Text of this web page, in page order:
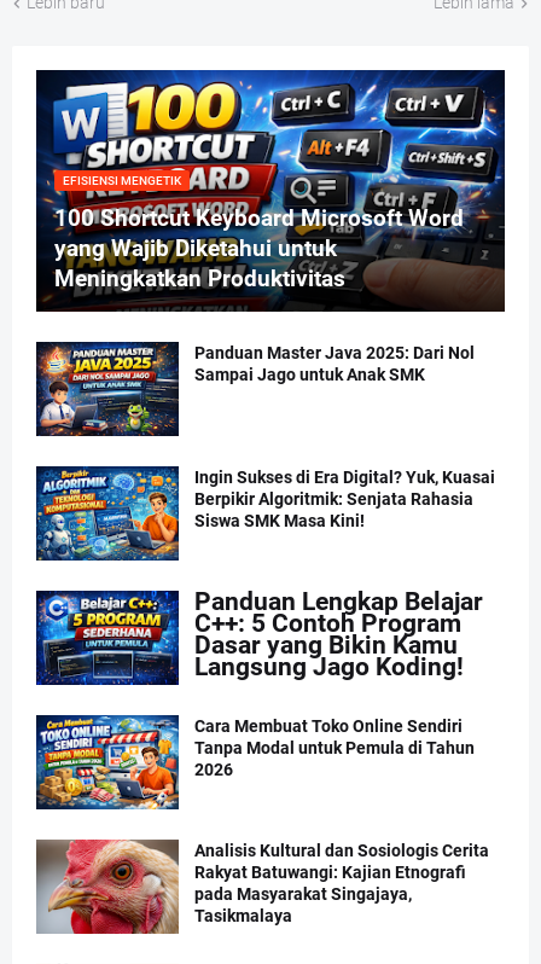
EFISIENSI MENGETIK
100 Shortcut Keyboard Microsoft Word
yang Wajib Diketahui untuk
Meningkatkan Produktivitas
Panduan Master Java 2025: Dari Nol
Sampai Jago untuk Anak SMK
Ingin Sukses di Era Digital? Yuk, Kuasai
Berpikir Algoritmik: Senjata Rahasia
Siswa SMK Masa Kini!
Panduan Lengkap Belajar
C++: 5 Contoh Program
Dasar yang Bikin Kamu
Langsung Jago Koding!
Cara Membuat Toko Online Sendiri
Tanpa Modal untuk Pemula di Tahun
2026
Analisis Kultural dan Sosiologis Cerita
Rakyat Batuwangi: Kajian Etnografi
pada Masyarakat Singajaya,
Tasikmalaya